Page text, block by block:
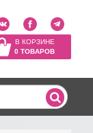
В КОРЗИНЕ
0 ТОВАРОВ